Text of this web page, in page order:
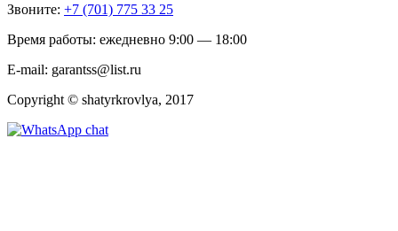
Звоните: +7 (701) 775 33 25
Время работы: ежедневно 9:00 — 18:00
E-mail: garantss@list.ru
Copyright © shatyrkrovlya, 2017